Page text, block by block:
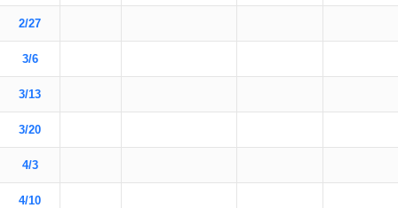
2/27
3/6
3/13
3/20
4/3
4/10